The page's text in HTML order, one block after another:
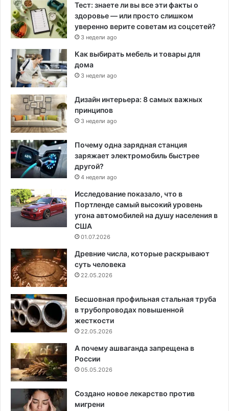
Тест: знаете ли вы все эти факты о
здоровье — или просто слишком
уверенно верите советам из соцсетей?
3 недели ago
Как выбирать мебель и товары для
дома
3 недели ago
Дизайн интерьера: 8 самых важных
принципов
3 недели ago
Почему одна зарядная станция
заряжает электромобиль быстрее
другой?
4 недели ago
Исследование показало, что в
Портленде самый высокий уровень
угона автомобилей на душу населения в
США
01.07.2026
Древние числа, которые раскрывают
суть человека
22.05.2026
Бесшовная профильная стальная труба
в трубопроводах повышенной
жесткости
22.05.2026
А почему ашваганда запрещена в
России
05.05.2026
Создано новое лекарство против
мигрени